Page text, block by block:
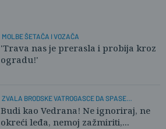
MOLBE ŠETAČA I VOZAČA
'Trava nas je prerasla i probija kroz
ogradu!'
ZVALA BRODSKE VATROGASCE DA SPASE
LASTAVICU!
Budi kao Vedrana! Ne ignoriraj, ne
okreći leđa, nemoj zažmiriti,...